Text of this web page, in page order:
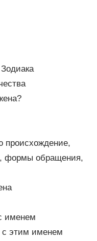
происхождение,
формы обращения,
именем
с этим именем